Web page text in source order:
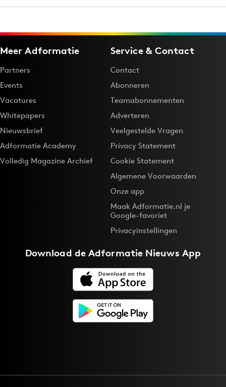
Meer Adformatie
Partners
Events
Vacatures
Whitepapers
Nieuwsbrief
Adformatie Academy
Volledig Magazine Archief
Service & Contact
Contact
Abonneren
Teamabonnementen
Adverteren
Veelgestelde Vragen
Privacy Statement
Cookie Statement
Algemene Voorwaarden
Onze app
Maak Adformatie.nl je
Google-favoriet
Privacyinstellingen
Download deAdformatie Nieuws App